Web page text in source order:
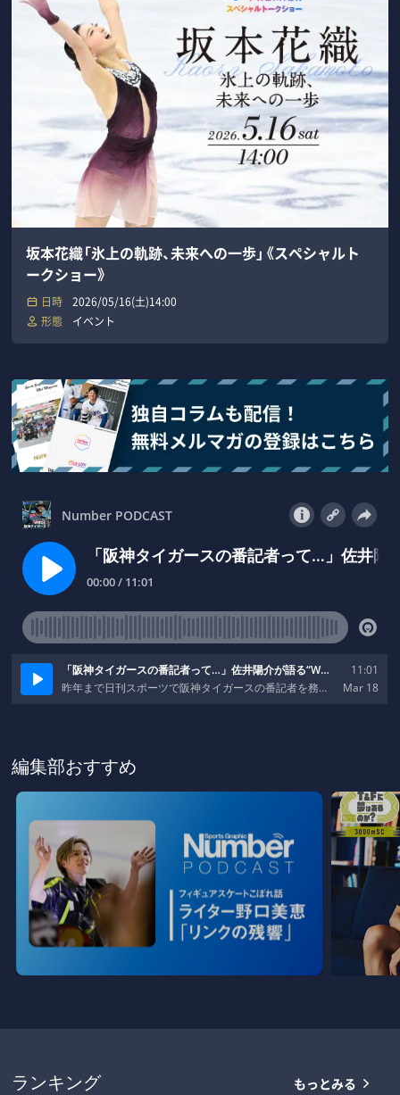
坂本花織「氷上の軌跡、未来への一歩」《スペシャルト
ークショー》
日時
2026/05/16(土)14:00
形態
イベント
編集部おすすめ
ランキング
もっとみる